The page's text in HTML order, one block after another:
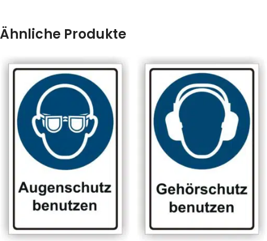
Ähnliche Produkte